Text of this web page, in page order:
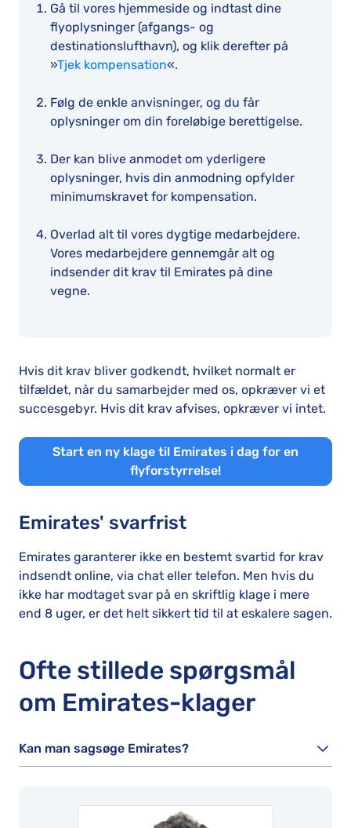
Gå til vores hjemmeside og indtast dine
flyoplysninger (afgangs- og
destinationslufthavn), og klik derefter på
»Tjek kompensation«.
Følg de enkle anvisninger, og du får
oplysninger om din foreløbige berettigelse.
Der kan blive anmodet om yderligere
oplysninger, hvis din anmodning opfylder
minimumskravet for kompensation.
Overlad alt til vores dygtige medarbejdere.
Vores medarbejdere gennemgår alt og
indsender dit krav til Emirates på dine
vegne.
Hvis dit krav bliver godkendt, hvilket normalt er
tilfældet, når du samarbejder med os, opkræver vi et
succesgebyr. Hvis dit krav afvises, opkræver vi intet.
Start en ny klage til Emirates i dag for en
flyforstyrrelse!
Emirates' svarfrist
Emirates garanterer ikke en bestemt svartid for krav
indsendt online, via chat eller telefon. Men hvis du
ikke har modtaget svar på en skriftlig klage i mere
end 8 uger, er det helt sikkert tid til at eskalere sagen.
Ofte stillede spørgsmål
om Emirates-klager
Kan man sagsøge Emirates?